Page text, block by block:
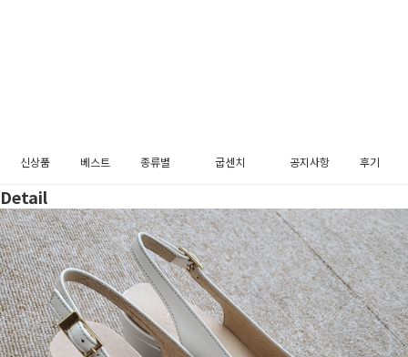
신상품 베스트 종류별
펌프스
메리제인
플랫슈즈
블로퍼
로퍼
슬링백
부츠
굽센치
3cm
5cm
공지사항 후기
Detail